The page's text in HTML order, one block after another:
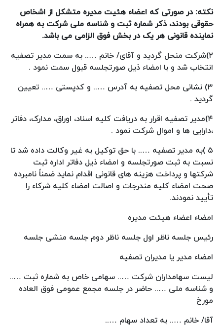
نکته: در صورتی که اعضاء هئیت مدیره متشکل از اشخاص
حقوقی بودند، ذکر شماره ثبت و شناسه ملی شرکت به همراه
نماینده قانونی هر یک در بخش فوق الزامی می باشد.
۲)شرکت منحل گردید و آقای/ خانم ….. به سمت مدیر تصفیه
انتخاب شد و با امضاء ذیل صورتجلسه قبول سمت نمود .
۳) نشانی محل تصفیه به آدرس ….. و کدپستی ….. تعیین
گردید .
۴)مدیر تصفیه اقرار به دریافت کلیه اسناد، اوراق، مدارک، دفاتر
،دارایی ها و اموال شرکت نمود .
۵ )به مدیر تصفیه ….. با حق توکیل به غیر وکالت داده شد تا
نسبت به ثبت صورتجلسه و امضاء ذیل دفاتر اداره ثبت
شرکتها و پرداخت هزینه های قانونی اقدام نماید ضمناً نامبرده
صحت امضاء کلیه مندرجات و اصالت امضاء کلیه شرکاء را
تأیید نمودند.
امضاء اعضاء هیئت مدیره
رئیس جلسه ناظر اول جلسه ناظر دوم جلسه منشی جلسه
امضاء مدیر یا مدیران تصفیه
لیست سهامداران شرکت ….. سهامی خاص به شماره ثبت …..
و شناسه ملی ….. حاضر در جلسه مجمع عمومی فوق العاده
مورخ
آقا/ خانم ….. به تعداد سهام …..